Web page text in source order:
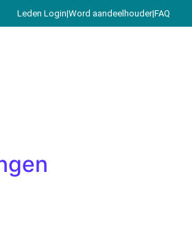
Leden Login|Word aandeelhouder|FAQ